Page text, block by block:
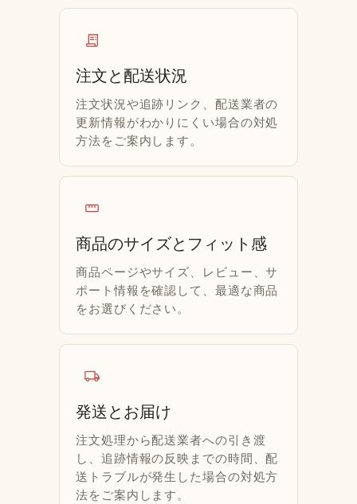
receipt_long
注文と配送状況
注文状況や追跡リンク、配送業者の
更新情報がわかりにくい場合の対処
方法をご案内します。
straighten
商品のサイズとフィット感
商品ページやサイズ、レビュー、サ
ポート情報を確認して、最適な商品
をお選びください。
local_shipping
発送とお届け
注文処理から配送業者への引き渡
し、追跡情報の反映までの時間、配
送トラブルが発生した場合の対処方
法をご案内します。